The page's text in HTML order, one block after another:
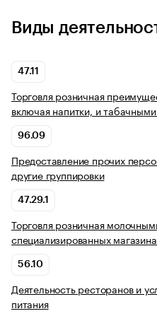
Виды
47.11
Торговля розничная
включая напитки, и
96.09
Предоставление прочих
другие группировки
47.29.1
Торговля розничная
специализированных
56.10
Деятельность ресторанов и
питания